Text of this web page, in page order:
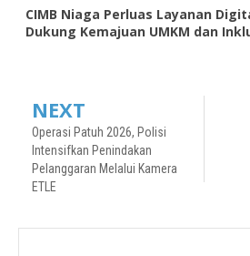
CIMB Niaga Perluas Layanan
Dukung Kemajuan UMKM dan
NEXT
Operasi Patuh 2026, Polisi
Intensifkan Penindakan
Pelanggaran Melalui Kamera
ETLE